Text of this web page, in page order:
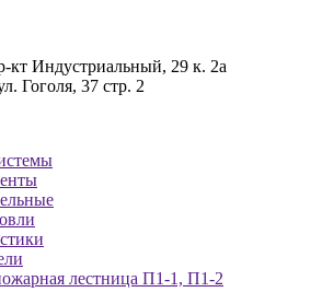
кт Индустриальный, 29 к. 2а
Гоголя, 37 стр. 2
лестница П1-1, П1-2